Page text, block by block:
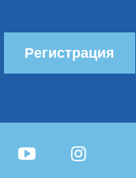
Регистрация